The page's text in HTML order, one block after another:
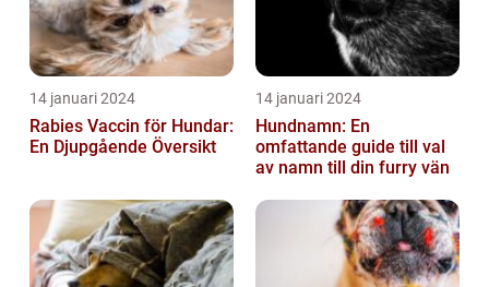
14 januari 2024
Rabies Vaccin för Hundar:
En Djupgående Översikt
14 januari 2024
Hundnamn: En
omfattande guide till val
av namn till din furry vän